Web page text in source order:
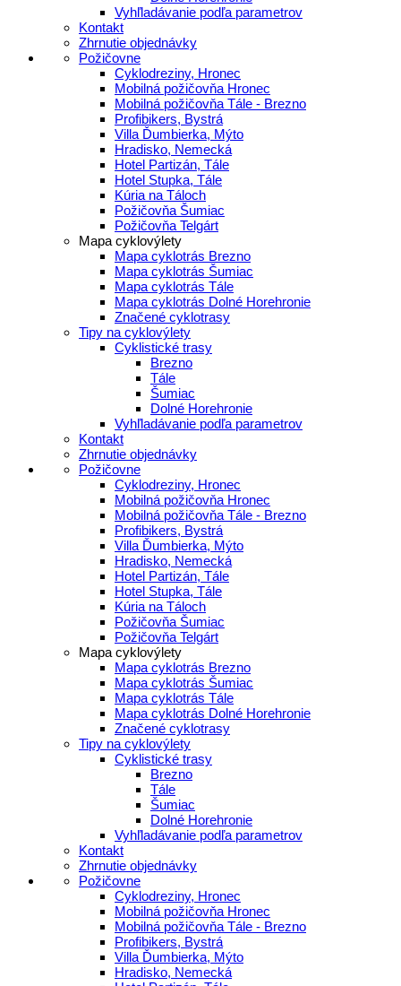
Vyhľladávanie podľa parametrov
Kontakt
Zhrnutie objednávky
Požičovne
Cyklodreziny, Hronec
Mobilná požičovňa Hronec
Mobilná požičovňa Tále - Brezno
Profibikers, Bystrá
Villa Ďumbierka, Mýto
Hradisko, Nemecká
Hotel Partizán, Tále
Hotel Stupka, Tále
Kúria na Táloch
Požičovňa Šumiac
Požičovňa Telgárt
Mapa cyklovýlety
Mapa cyklotrás Brezno
Mapa cyklotrás Šumiac
Mapa cyklotrás Tále
Mapa cyklotrás Dolné Horehronie
Značené cyklotrasy
Tipy na cyklovýlety
Cyklistické trasy
Brezno
Tále
Šumiac
Dolné Horehronie
Vyhľladávanie podľa parametrov
Kontakt
Zhrnutie objednávky
Požičovne
Cyklodreziny, Hronec
Mobilná požičovňa Hronec
Mobilná požičovňa Tále - Brezno
Profibikers, Bystrá
Villa Ďumbierka, Mýto
Hradisko, Nemecká
Hotel Partizán, Tále
Hotel Stupka, Tále
Kúria na Táloch
Požičovňa Šumiac
Požičovňa Telgárt
Mapa cyklovýlety
Mapa cyklotrás Brezno
Mapa cyklotrás Šumiac
Mapa cyklotrás Tále
Mapa cyklotrás Dolné Horehronie
Značené cyklotrasy
Tipy na cyklovýlety
Cyklistické trasy
Brezno
Tále
Šumiac
Dolné Horehronie
Vyhľladávanie podľa parametrov
Kontakt
Zhrnutie objednávky
Požičovne
Cyklodreziny, Hronec
Mobilná požičovňa Hronec
Mobilná požičovňa Tále - Brezno
Profibikers, Bystrá
Villa Ďumbierka, Mýto
Hradisko, Nemecká